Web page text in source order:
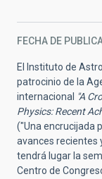
FECHA DE
El Instituto de
patrocinio de la
internacional "A
Physics: Recent
("Una encrucijada
avances recientes
tendrá lugar la
Centro de